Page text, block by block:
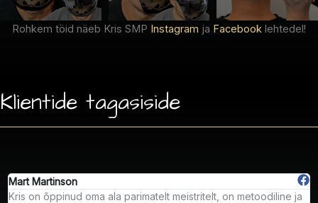
Rohkem töid näeb Kris SMP Instagram ja Facebook lehtedel!
Klientide tagasiside
oma ala parimatelt meistritelt, on metoodiline ja
Kevin K
If you’re